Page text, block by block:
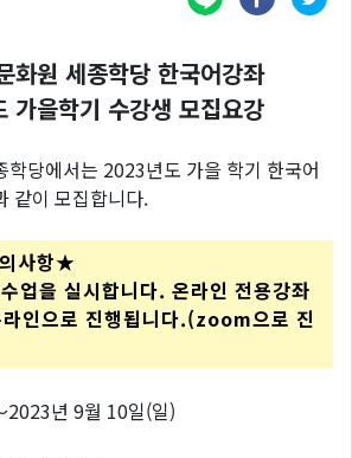
화원 세종학당 한국어강좌
가을학기 수강생 모집요강
학당에서는 2023년도 가을 학기 한국어
같이 모집합니다.
사항★
업을 실시합니다. 온라인 전용강좌
인으로 진행됩니다.(zoom으로 진
2023년 9월 10일(일)